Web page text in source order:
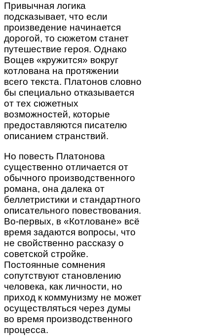
Привычная логика
подсказывает, что если
произведение начинается
дорогой, то сюжетом станет
путешествие героя. Однако
Вощев «кружится» вокруг
котлована на протяжении
всего текста. Платонов словно
бы специально отказывается
от тех сюжетных
возможностей, которые
предоставляются писателю
описанием странствий.
Но повесть Платонова
существенно отличается от
обычного производственного
романа, она далека от
беллетристики и стандартного
описательного повествования.
Во-первых, в «Котловане» всё
время задаются вопросы, что
не свойственно рассказу о
советской стройке.
Постоянные сомнения
сопутствуют становлению
человека, как личности, но
приход к коммунизму не может
осуществляться через думы
во время производственного
процесса.